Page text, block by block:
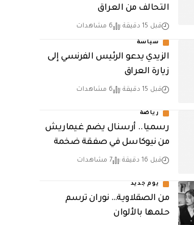
التحالف من العراق
قبل 15 دقيقة 6 مشاهدات
سياسة
الزيدي يدعو الرئيس الفرنسي إلى
زيارة العراق
قبل 15 دقيقة 6 مشاهدات
رياضة
رسميا.. أرسنال يضم غيماريش
من نيوكاسل في صفقة ضخمة
قبل 16 دقيقة 7 مشاهدات
يوم جديد
من الصقلاوية… نوران ترسم
حلمها بالألوان